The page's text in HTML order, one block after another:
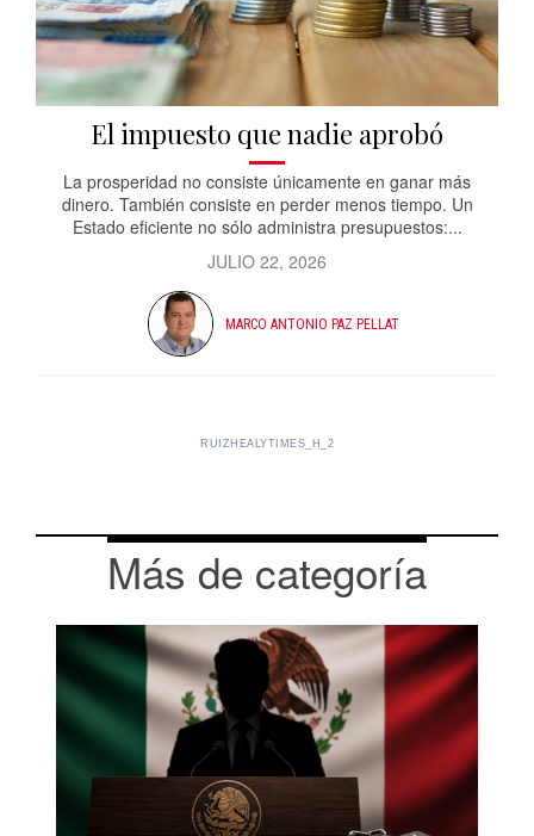
El impuesto que nadie aprobó
La prosperidad no consiste únicamente en ganar más
dinero. También consiste en perder menos tiempo. Un
Estado eficiente no sólo administra presupuestos:...
JULIO 22, 2026
MARCO ANTONIO PAZ PELLAT
RUIZHEALYTIMES_H_2
Más de categoría